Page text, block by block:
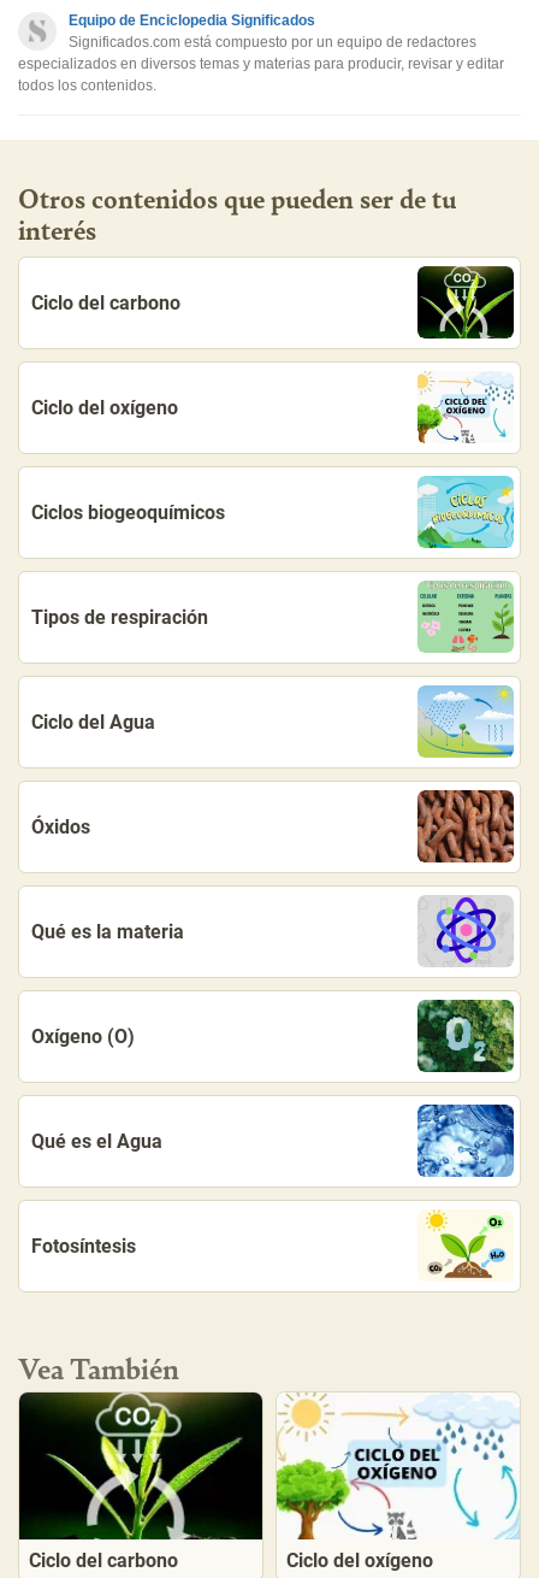
Otro
Equipo de Enciclopedia Significados
Significados.com está compuesto por un equipo de redactores
especializados en diversos temas y materias para producir, revisar y editar
todos los contenidos.
Otros contenidos que pueden ser de tu
interés
Ciclo del carbono
Ciclo del oxígeno
Ciclos biogeoquímicos
Tipos de respiración
Ciclo del Agua
Óxidos
Qué es la materia
Oxígeno (O)
Qué es el Agua
Fotosíntesis
Vea También
Ciclo del carbono Ciclo del oxígeno